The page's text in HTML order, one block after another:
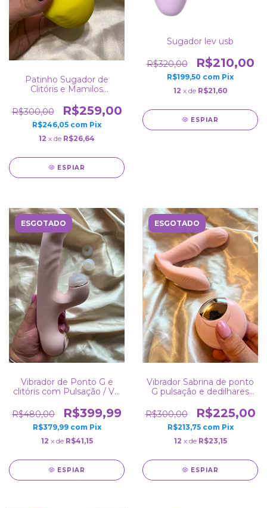
Patinho Sugador de
Clitóris e Mamilos
Recarregável A Prova da
Água
R$300,00 R$259,00
R$246,05 com Pix
12 x de R$26,64
ESPIAR
Sugador lev usb
R$320,00 R$210,00
R$199,50 com Pix
12 x de R$21,60
ESPIAR
ESGOTADO
Vibrador de Ponto G e
clitóris com Pulsação / Vai
Hande
R$480,00 R$399,99
R$379,99 com Pix
12 x de R$41,15
ESPIAR
ESGOTADO
Vibrador Sabrina de ponto
G pulsação e dedilhares
R$300,00
R$225,00
R$213,75 com Pix
12 x de R$23,15
ESPIAR